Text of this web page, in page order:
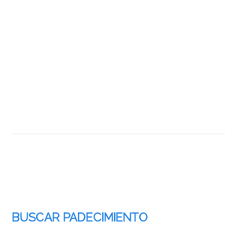
BUSCAR PADECIMIENTO